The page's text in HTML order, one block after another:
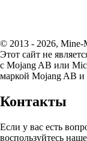
© 2013 - 2026,
Этот сайт не
с Mojang AB или
маркой Mojang AB и
Контакты
Если у вас есть
воспользуйтесь